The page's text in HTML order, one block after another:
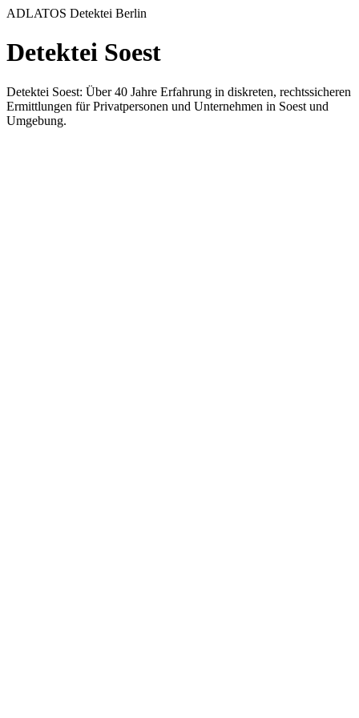
ADLATOS Detektei Berlin
Detektei Soest
Detektei Soest: Über 40 Jahre Erfahrung in diskreten, rechtssicheren
Ermittlungen für Privatpersonen und Unternehmen in Soest und
Umgebung.